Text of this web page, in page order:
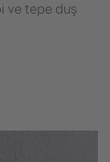
ve tepe duş